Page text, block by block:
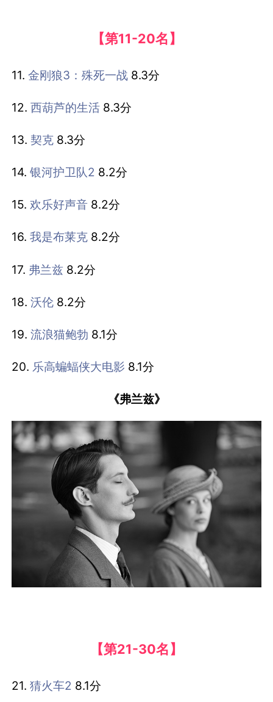
【第11-20名】
11.金刚狼3：殊死一战 8.3分
12.西葫芦的生活 8.3分
13.契克 8.3分
14.银河护卫队2 8.2分
15.欢乐好声音 8.2分
16.我是布莱克 8.2分
17. 弗兰兹 8.2分
18.沃伦 8.2分
19.流浪猫鲍勃 8.1分
20. 乐高蝙蝠侠大电影 8.1分
《弗兰兹》
【第21-30名】
21.猜火车2 8.1分